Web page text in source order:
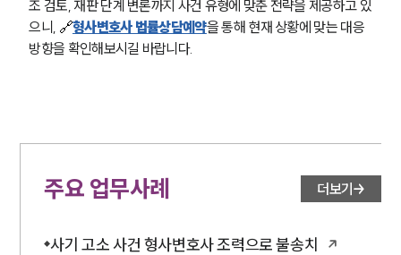
조 검토, 재판 단계 변론까지 사건 유형에 맞춘 전략을 제공하고 있
으니, 🔗형사변호사 법률상담예약을 통해 현재 상황에 맞는 대응
방향을 확인해보시길 바랍니다.
주요 업무사례 더보기
사기 고소 사건 형사변호사 조력으로 불송치